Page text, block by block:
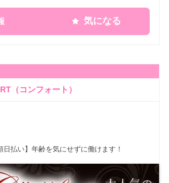
気になる
（コンフォート）
払い】年齢を気にせずに働けます！